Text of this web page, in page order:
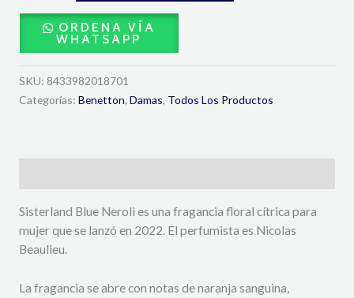
Benetton
cantidadORDENA VÍA
WHATSAPP
SKU: 8433982018701
Categorías: Benetton, Damas, Todos Los Productos
Sisterland Blue Neroli es una fragancia floral cítrica para
mujer que se lanzó en 2022. El perfumista es Nicolas
Beaulieu.
La fragancia se abre con notas de naranja sanguina,